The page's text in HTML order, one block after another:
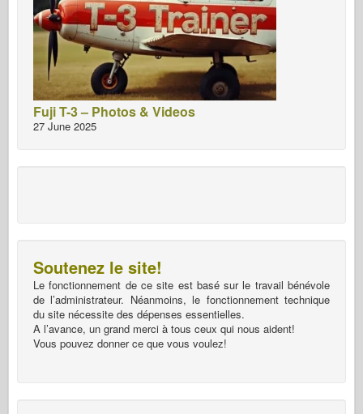
Fuji T-3 – Photos & Videos
27 June 2025
Soutenez le site!
Le fonctionnement de ce site est basé sur le travail bénévole
de l’administrateur. Néanmoins, le fonctionnement technique
du site nécessite des dépenses essentielles.
A l’avance, un grand merci à tous ceux qui nous aident!
Vous pouvez donner ce que vous voulez!